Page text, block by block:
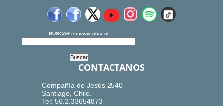
BUSCAR en www.olca.cl
CONTACTANOS
Compañía de Jesús 2540
Santiago, Chile.
Tel: 56.2.33654873